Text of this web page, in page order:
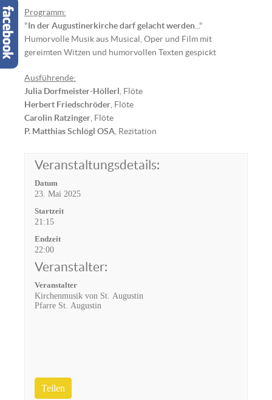
Programm:
"In der Augustinerkirche darf gelacht werden ..."
Humorvolle Musik aus Musical, Oper und Film mit
gereimten Witzen und humorvollen Texten gespickt
Ausführende:
Julia Dorfmeister-Höllerl , Flöte
Herbert Friedschröder , Flöte
Carolin Ratzinger , Flöte
P. Matthias Schlögl OSA , Rezitation
Veranstaltungsdetails:
Datum
23. Mai 2025
Startzeit
21:15
Endzeit
22:00
Veranstalter:
Veranstalter
Kirchenmusik von St. Augustin
Pfarre St. Augustin
Teilen